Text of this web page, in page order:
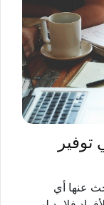
توفير
عنها أي